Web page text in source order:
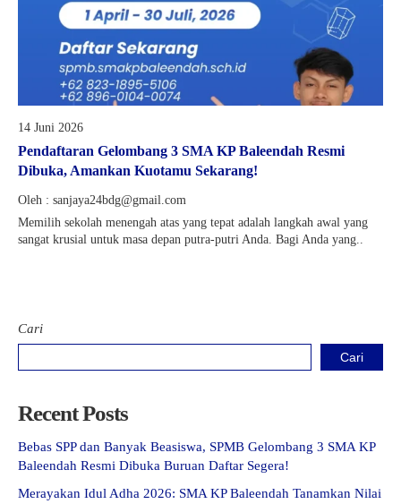
14 Juni 2026
Pendaftaran Gelombang 3 SMA KP Baleendah Resmi
Dibuka, Amankan Kuotamu Sekarang!
Oleh : sanjaya24bdg@gmail.com
Memilih sekolah menengah atas yang tepat adalah langkah awal yang
sangat krusial untuk masa depan putra-putri Anda. Bagi Anda yang..
Cari
Cari
Recent Posts
Bebas SPP dan Banyak Beasiswa, SPMB Gelombang 3 SMA KP
Baleendah Resmi Dibuka Buruan Daftar Segera!
Merayakan Idul Adha 2026: SMA KP Baleendah Tanamkan Nilai